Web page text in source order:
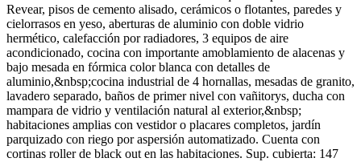
Revear, pisos de cemento alisado, cerámicos o flotantes, paredes y
cielorrasos en yeso, aberturas de aluminio con doble vidrio
hermético, calefacción por radiadores, 3 equipos de aire
acondicionado, cocina con importante amoblamiento de alacenas y
bajo mesada en fórmica color blanca con detalles de
aluminio,&nbsp;cocina industrial de 4 hornallas, mesadas de granito,
lavadero separado, baños de primer nivel con vañitorys, ducha con
mampara de vidrio y ventilación natural al exterior,&nbsp;
habitaciones amplias con vestidor o placares completos, jardín
parquizado con riego por aspersión automatizado. Cuenta con
cortinas roller de black out en las habitaciones. Sup. cubierta: 147